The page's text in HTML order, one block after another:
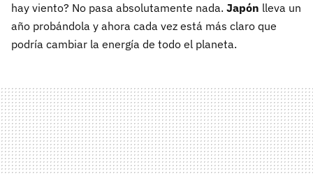
hay viento? No pasa absolutamente nada. Japón lleva un
año probándola y ahora cada vez está más claro que
podría cambiar la energía de todo el planeta.